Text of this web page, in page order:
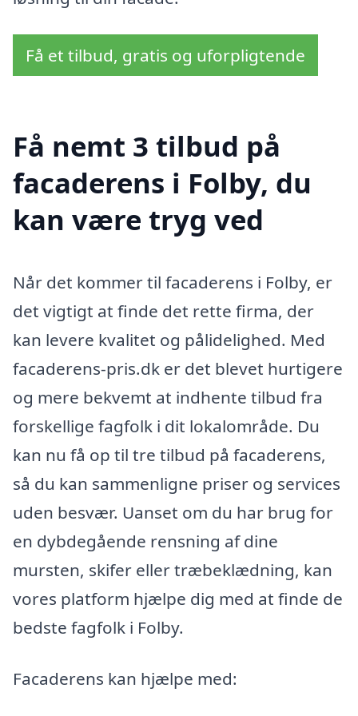
Få et tilbud, gratis og uforpligtende
Få nemt 3 tilbud på
facaderens i Folby, du
kan være tryg ved
Når det kommer til facaderens i Folby, er
det vigtigt at finde det rette firma, der
kan levere kvalitet og pålidelighed. Med
facaderens-pris.dk er det blevet hurtigere
og mere bekvemt at indhente tilbud fra
forskellige fagfolk i dit lokalområde. Du
kan nu få op til tre tilbud på facaderens,
så du kan sammenligne priser og services
uden besvær. Uanset om du har brug for
en dybdegående rensning af dine
mursten, skifer eller træbeklædning, kan
vores platform hjælpe dig med at finde de
bedste fagfolk i Folby.
Facaderens kan hjælpe med: